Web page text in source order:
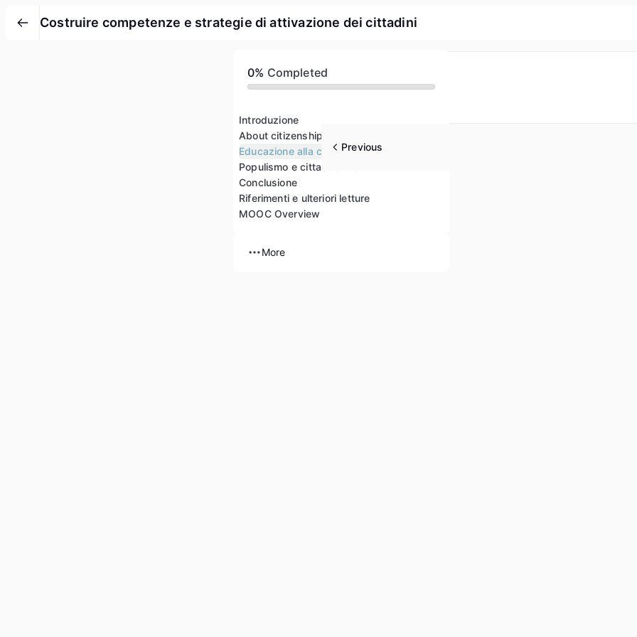
Costruire competenze e strategie di attivazione dei cittadini
0% Completed
Introduzione
About citizenship
Educazione alla cittadinanza
Populismo e cittadinanza
Conclusione
Riferimenti e ulteriori letture
MOOC Overview
More
Previous